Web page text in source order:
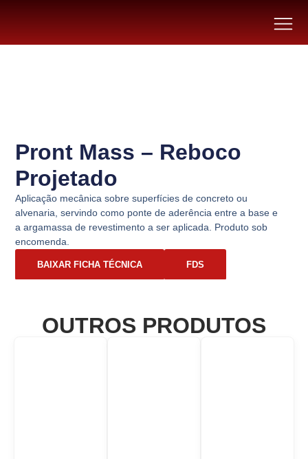
Pront Mass – Reboco
Projetado
Aplicação mecânica sobre superfícies de concreto ou
alvenaria, servindo como ponte de aderência entre a base e
a argamassa de revestimento a ser aplicada. Produto sob
encomenda.
BAIXAR FICHA TÉCNICA FDS
OUTROS PRODUTOS